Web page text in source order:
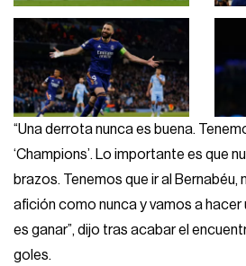
“Una derrota nunca es buena.
‘Champions’. Lo importante es que
brazos. Tenemos que ir al Bernabéu,
afición como nunca y vamos a hacer
es ganar”, dijo tras acabar el
goles.